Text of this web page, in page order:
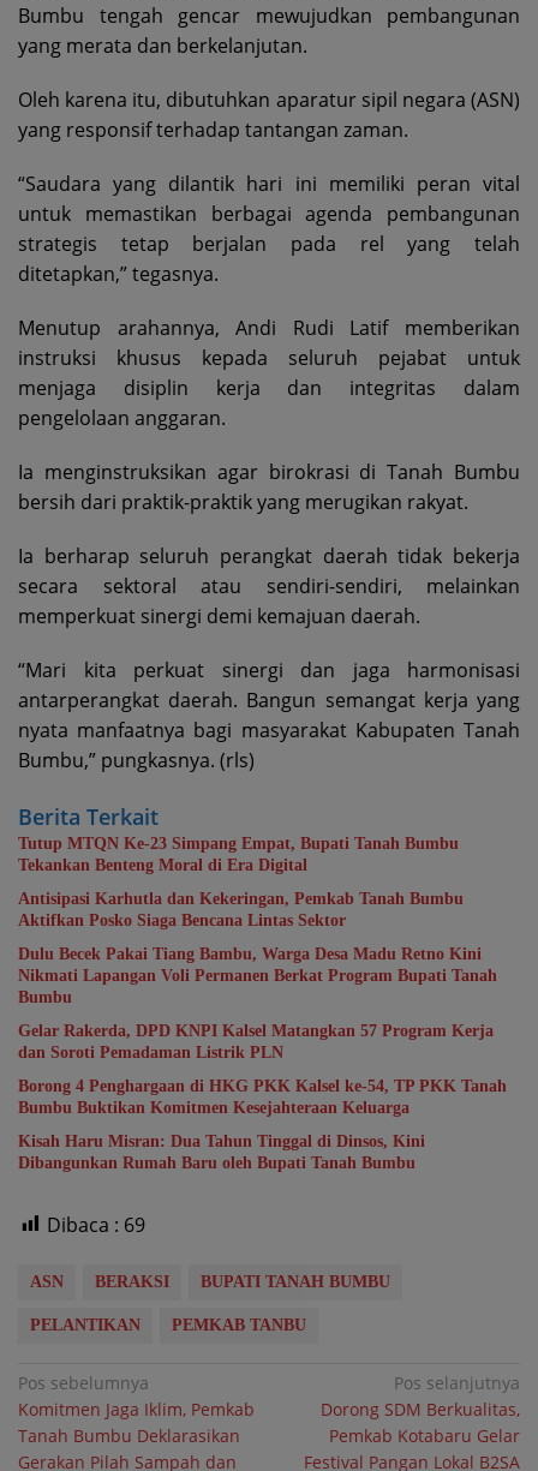
Bumbu tengah gencar mewujudkan pembangunan
yang merata dan berkelanjutan.
Oleh karena itu, dibutuhkan aparatur sipil negara (ASN)
yang responsif terhadap tantangan zaman.
“Saudara yang dilantik hari ini memiliki peran vital
untuk memastikan berbagai agenda pembangunan
strategis tetap berjalan pada rel yang telah
ditetapkan,” tegasnya.
Menutup arahannya, Andi Rudi Latif memberikan
instruksi khusus kepada seluruh pejabat untuk
menjaga disiplin kerja dan integritas dalam
pengelolaan anggaran.
Ia menginstruksikan agar birokrasi di Tanah Bumbu
bersih dari praktik-praktik yang merugikan rakyat.
Ia berharap seluruh perangkat daerah tidak bekerja
secara sektoral atau sendiri-sendiri, melainkan
memperkuat sinergi demi kemajuan daerah.
“Mari kita perkuat sinergi dan jaga harmonisasi
antarperangkat daerah. Bangun semangat kerja yang
nyata manfaatnya bagi masyarakat Kabupaten Tanah
Bumbu,” pungkasnya. (rls)
Berita Terkait
Tutup MTQN Ke-23 Simpang Empat, Bupati Tanah Bumbu
Tekankan Benteng Moral di Era Digital
Antisipasi Karhutla dan Kekeringan, Pemkab Tanah Bumbu
Aktifkan Posko Siaga Bencana Lintas Sektor
Dulu Becek Pakai Tiang Bambu, Warga Desa Madu Retno Kini
Nikmati Lapangan Voli Permanen Berkat Program Bupati Tanah
Bumbu
Gelar Rakerda, DPD KNPI Kalsel Matangkan 57 Program Kerja
dan Soroti Pemadaman Listrik PLN
Borong 4 Penghargaan di HKG PKK Kalsel ke-54, TP PKK Tanah
Bumbu Buktikan Komitmen Kesejahteraan Keluarga
Kisah Haru Misran: Dua Tahun Tinggal di Dinsos, Kini
Dibangunkan Rumah Baru oleh Bupati Tanah Bumbu
Dibaca : 69
ASN BERAKSI BUPATI TANAH BUMBU
PELANTIKAN PEMKAB TANBU
Navigasi
pos
Pos sebelumnya
Komitmen Jaga Iklim, Pemkab
Tanah Bumbu Deklarasikan
Gerakan Pilah Sampah dan
Pos selanjutnya
Dorong SDM Berkualitas,
Pemkab Kotabaru Gelar
Festival Pangan Lokal B2SA